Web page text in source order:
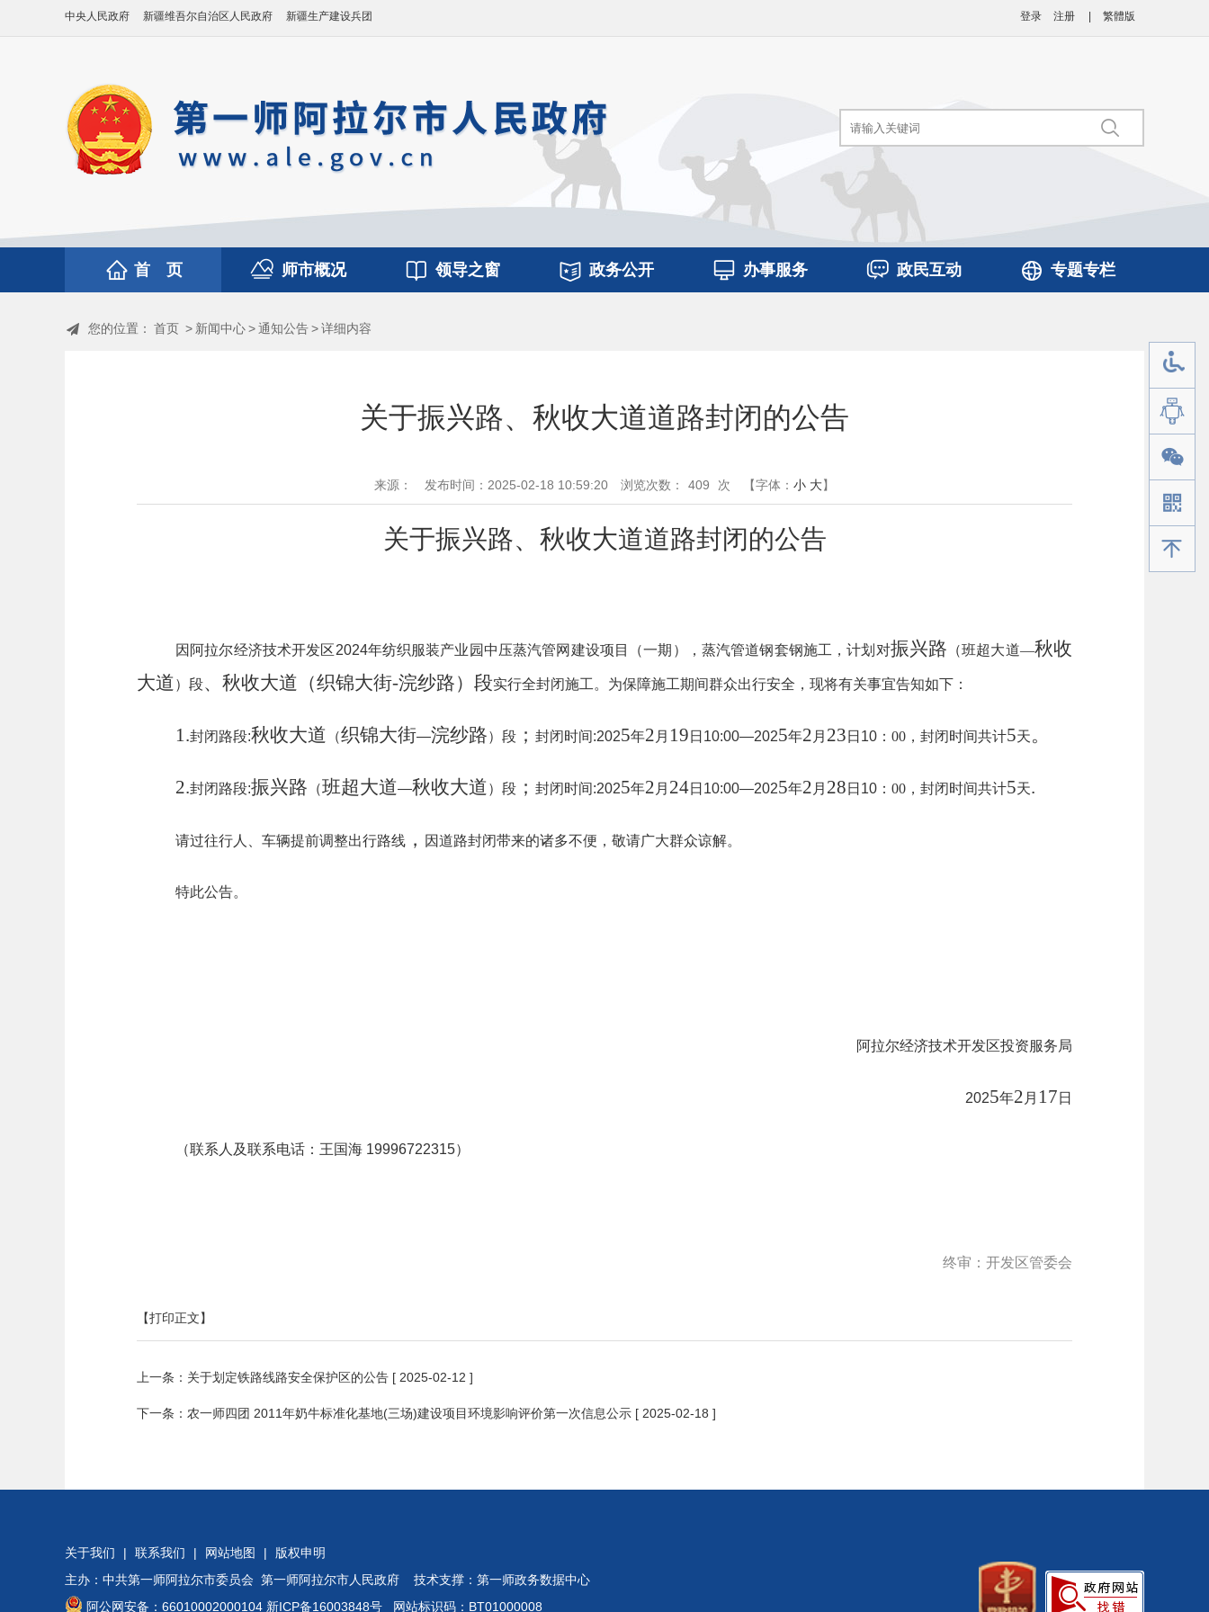
登录 注册 繁體版
中央人民政府 新疆维吾尔自治区人民政府 新疆生产建设兵团
首 页 师市概况 领导之窗 政务公开 办事服务 政民互动 专题专栏
您的位置： 首页 > 新闻中心>通知公告>详细内容
关于振兴路、秋收大道道路封闭的公告
来源： 发布时间：2025-02-18 10:59:20 浏览次数： 409 次 【字体： 小 大】
关于振兴路、秋收大道道路封闭的公告
因阿拉尔经济技术开发区2024年纺织服装产业园中压蒸汽管网建设项目（一期）， 蒸汽管道钢套钢施工 ，计划对振兴路 （班超大道—秋收
大道）段、秋收大道（织锦大街-浣纱路）段实行全封闭施工。为保障施工期间群众出行安全，现将有关事宜告知如下：
1.封闭路段:秋收大道 （织锦大街—浣纱路）段 ； 封闭时间:2025年2 月 19 日 10:00—2025年2 月 23 日 10 ： 00 ，封闭时间共计5天。
2.封闭路段:振兴路 （班超大道—秋收大道）段 ； 封闭时间:2025年2 月 24日 10:00—2025年2 月 28 日 10 ： 00 ，封闭时间共计5天.
请过往行人、车辆提前调整出行路线 ， 因道路封闭带来的诸多不便，敬请广大群众谅解。
特此公告。
阿拉尔经济技术开发区投资服务局
2025年2 月 17 日
（联系人及联系电话：王国海 19996722315）
终审：开发区管委会
【打印正文】
上一条： 关于划定铁路线路安全保护区的公告 [ 2025-02-12 ]
下一条： 农一师四团 2011年奶牛标准化基地(三场)建设项目环境影响评价第一次信息公示 [ 2025-02-18 ]
关于我们 | 联系我们 | 网站地图 |
版权申明
主办：中共第一师阿拉尔市委员会 第一师阿拉尔市人民政府 技术支撑：第一师政务数据中心
阿公网安备：66010002000104 新ICP备16003848号 网站标识码：BT01000008
手机版